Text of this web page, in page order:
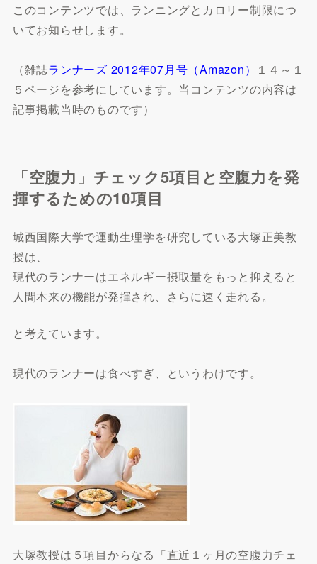
このコンテンツでは、ランニングとカロリー制限につ
いてお知らせします。
（雑誌ランナーズ 2012年07月号（Amazon）
１４～１
５ページを参考にしています。当コンテンツの内容は
記事掲載当時のものです）
「空腹力」チェック5項目と空腹力を発
揮するための10項目
城西国際大学で運動生理学を研究している大塚正美教
授は、
現代のランナーはエネルギー摂取量をもっと抑えると
人間本来の機能が発揮され、さらに速く走れる。
と考えています。
現代のランナーは食べすぎ、というわけです。
大塚教授は５項目からなる「直近１ヶ月の空腹力チェ